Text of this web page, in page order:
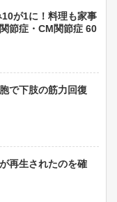
が1に！料理も家事
節症・CM関節症 60
で下肢の筋力回復
再生されたのを確